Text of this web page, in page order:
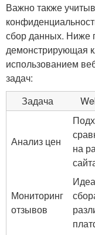
Важно также
сбор данных. Ниже
демонстрирующая
использованием
задач:
Задача
Анализ цен
на
Мониторинг
отзывов